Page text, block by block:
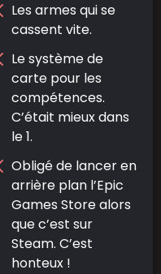
Les armes qui se
cassent vite.
Le système de
carte pour les
compétences.
C’était mieux dans
le 1.
Obligé de lancer en
arrière plan l’Epic
Games Store alors
que c’est sur
Steam. C’est
honteux !